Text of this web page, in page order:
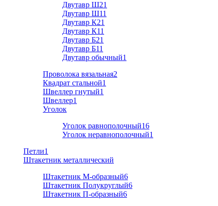
Двутавр Ш21
Двутавр Ш11
Двутавр К21
Двутавр К11
Двутавр Б21
Двутавр Б11
Двутавр обычный1
Проволока вязальная2
Квадрат стальной1
Швеллер гнутый1
Швеллер1
Уголок
Уголок равнополочный16
Уголок неравнополочный1
Петли1
Штакетник металлический
Штакетник М-образный6
Штакетник Полукруглый6
Штакетник П-образный6